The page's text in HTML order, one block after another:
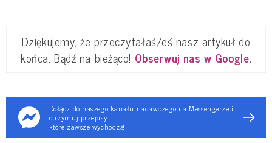
Dziękujemy, że przeczytałaś/eś nasz artykuł do
końca. Bądź na bieżąco! Obserwuj nas w Google.
Dołącz do naszego kanału nadawczego na Messengerze i
otrzymuj przepisy,
które zawsze wychodzą!